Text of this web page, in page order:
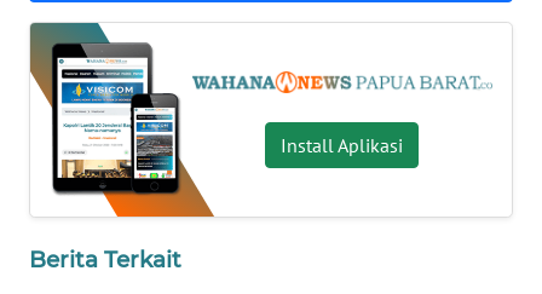
Install Aplikasi
Berita Terkait
WN
NUSANTARA
JOGJA
JATIM